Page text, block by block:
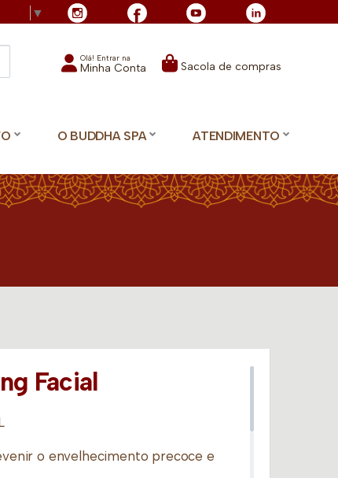
▼
Olá! Entrar na
Minha Conta Sacola de compras
O BUDDHA SPA ATENDIMENTO
Facial
o envelhecimento precoce e